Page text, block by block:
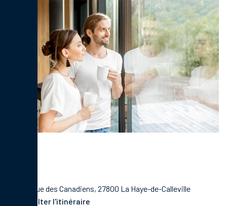
47 b Rue des Canadiens, 27800 La Haye-de-Calleville
Consulter l'itinéraire